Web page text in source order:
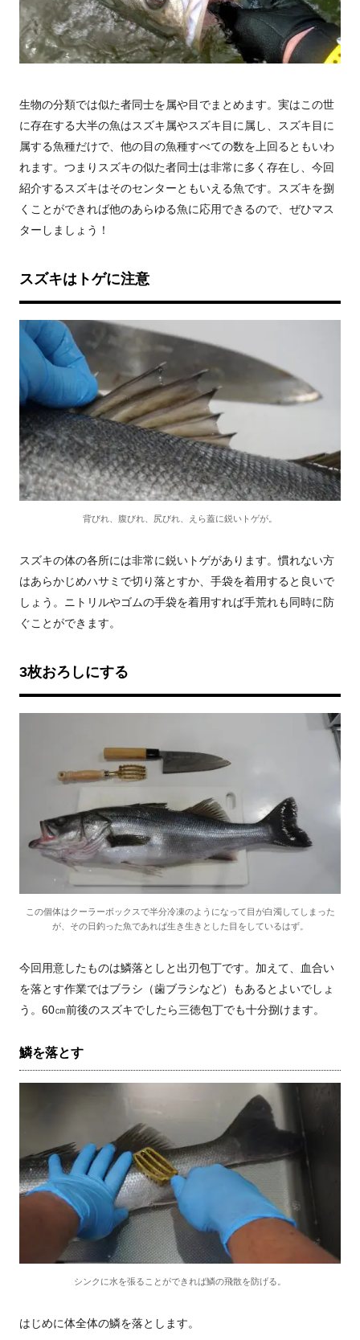
生物の分類では似た者同士を属や目でまとめます。実はこの世
に存在する大半の魚はスズキ属やスズキ目に属し、スズキ目に
属する魚種だけで、他の目の魚種すべての数を上回るともいわ
れます。つまりスズキの似た者同士は非常に多く存在し、今回
紹介するスズキはそのセンターともいえる魚です。スズキを捌
くことができれば他のあらゆる魚に応用できるので、ぜひマス
ターしましょう！
スズキはトゲに注意
背びれ、腹びれ、尻びれ、えら蓋に鋭いトゲが。
スズキの体の各所には非常に鋭いトゲがあります。慣れない方
はあらかじめハサミで切り落とすか、手袋を着用すると良いで
しょう。ニトリルやゴムの手袋を着用すれば手荒れも同時に防
ぐことができます。
3枚おろしにする
この個体はクーラーボックスで半分冷凍のようになって目が白濁してしまった
が、その日釣った魚であれば生き生きとした目をしているはず。
今回用意したものは鱗落としと出刃包丁です。加えて、血合い
を落とす作業ではブラシ（歯ブラシなど）もあるとよいでしょ
う。60㎝前後のスズキでしたら三徳包丁でも十分捌けます。
鱗を落とす
シンクに水を張ることができれば鱗の飛散を防げる。
はじめに体全体の鱗を落とします。